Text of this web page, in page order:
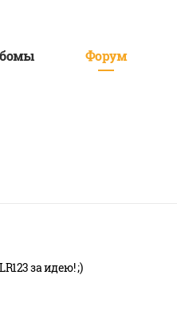
Форум
за идею! ;)